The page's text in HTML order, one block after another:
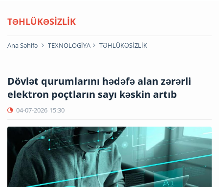
TƏHLÜKƏSİZLİK
Ana Səhifə TEXNOLOGİYA TƏHLÜKƏSİZLİK
Dövlət qurumlarını hədəfə alan zərərli
elektron poçtların sayı kəskin artıb
04-07-2026 15:30